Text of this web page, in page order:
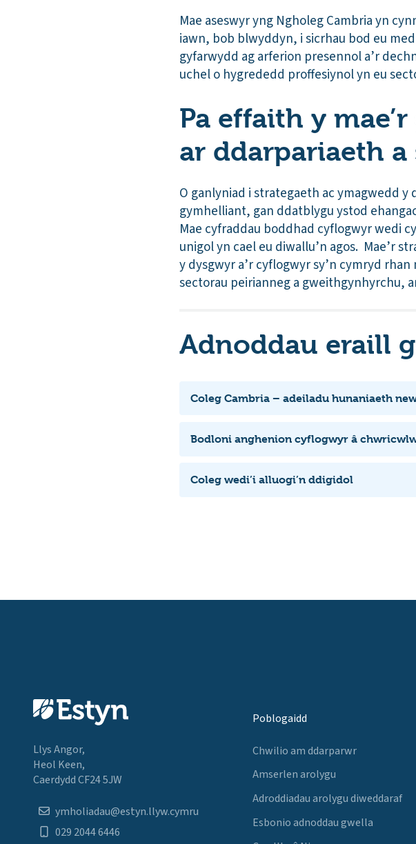
Mae aseswyr yng Ngholeg Cambria yn
iawn, bob blwyddyn, i sicrhau bod eu
gyfarwydd ag arferion presennol a’r
uchel o hygrededd proffesiynol yn eu
Pa effaith y
ar ddarpariaeth
O ganlyniad i strategaeth ac ymagwedd
gymhelliant, gan ddatblygu ystod
Mae cyfraddau boddhad cyflogwyr wedi
unigol yn cael eu diwallu’n agos. Mae’r
y dysgwyr a’r cyflogwyr sy’n cymryd
sectorau peirianneg a gweithgynhyrchu,
Adnoddau eraill
Coleg Cambria – adeiladu hunaniaeth
Bodloni anghenion cyflogwyr â
Coleg wedi’i alluogi’n ddigidol
Llys Angor,
Heol Keen,
Caerdydd CF24 5JW
ymholiadau@estyn.llyw.cymru
029 2044 6446
Poblogaidd
Chwilio am ddarparwr
Amserlen arolygu
Adroddiadau arolygu diweddaraf
Esbonio adnoddau gwella